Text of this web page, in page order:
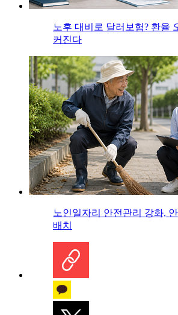
노후 대비로 달러보험? 환율
커진다
노인일자리 안전관리 강화,
배치